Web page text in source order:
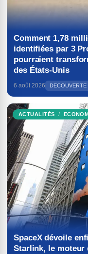
Comment 1,78
identifiées par 3
pourraient
des États-Unis
6 août 2026 DECOUVERTE
ACTUALITÉS
SpaceX dévoile
Starlink, le moteur